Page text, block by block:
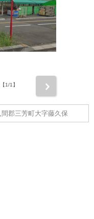
1/1】
郡三芳町大字藤久保